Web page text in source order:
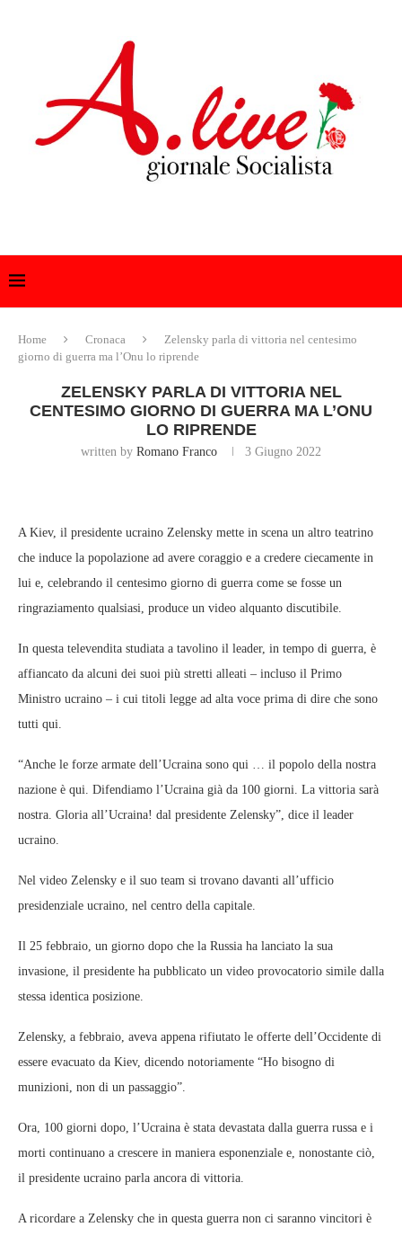
Home Cronaca
Zelensky parla di vittoria nel centesimo
giorno di guerra ma l’Onu lo riprende
ZELENSKY PARLA DI VITTORIA NEL
CENTESIMO GIORNO DI GUERRA MA L’ONU
LO RIPRENDE
written by Romano Franco 3 Giugno 2022
A Kiev, il presidente ucraino Zelensky mette in scena un altro teatrino
che induce la popolazione ad avere coraggio e a credere ciecamente in
lui e, celebrando il centesimo giorno di guerra come se fosse un
ringraziamento qualsiasi, produce un video alquanto discutibile.
In questa televendita studiata a tavolino il leader, in tempo di guerra, è
affiancato da alcuni dei suoi più stretti alleati – incluso il Primo
Ministro ucraino – i cui titoli legge ad alta voce prima di dire che sono
tutti qui.
“Anche le forze armate dell’Ucraina sono qui … il popolo della nostra
nazione è qui. Difendiamo l’Ucraina già da 100 giorni. La vittoria sarà
nostra. Gloria all’Ucraina! dal presidente Zelensky”, dice il leader
ucraino.
Nel video Zelensky e il suo team si trovano davanti all’ufficio
presidenziale ucraino, nel centro della capitale.
Il 25 febbraio, un giorno dopo che la Russia ha lanciato la sua
invasione, il presidente ha pubblicato un video provocatorio simile dalla
stessa identica posizione.
Zelensky, a febbraio, aveva appena rifiutato le offerte dell’Occidente di
essere evacuato da Kiev, dicendo notoriamente “Ho bisogno di
munizioni, non di un passaggio”.
Ora, 100 giorni dopo, l’Ucraina è stata devastata dalla guerra russa e i
morti continuano a crescere in maniera esponenziale e, nonostante ciò,
il presidente ucraino parla ancora di vittoria.
A ricordare a Zelensky che in questa guerra non ci saranno vincitori è